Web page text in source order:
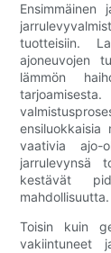
tuotteisiin.
ajoneuvojen
lämmön
ensiluokkaisia
vaativia ajo-
jarrulevynsä
kestävät
mahdollisuutta.
Toisin kuin
vakiintuneet